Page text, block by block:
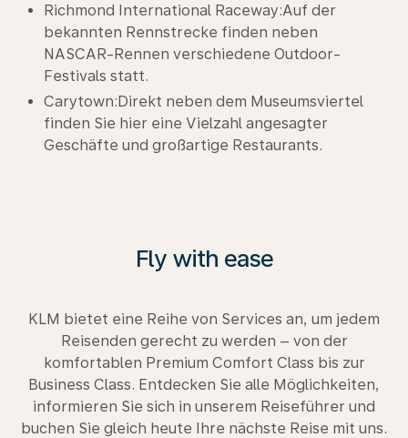
Richmond International Raceway:Auf der
bekannten Rennstrecke finden neben
NASCAR-Rennen verschiedene Outdoor-
Festivals statt.
Carytown:Direkt neben dem Museumsviertel
finden Sie hier eine Vielzahl angesagter
Geschäfte und großartige Restaurants.
Fly with ease
KLM bietet eine Reihe von Services an, um jedem
Reisenden gerecht zu werden – von der
komfortablen Premium Comfort Class bis zur
Business Class. Entdecken Sie alle Möglichkeiten,
informieren Sie sich in unserem Reiseführer und
buchen Sie gleich heute Ihre nächste Reise mit uns.